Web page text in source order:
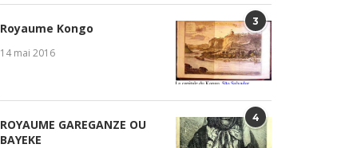
3
Royaume Kongo
14 mai 2016
4
ROYAUME GAREGANZE OU
BAYEKE